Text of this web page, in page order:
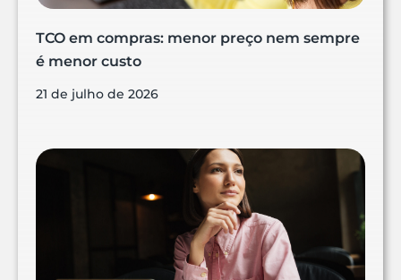
TCO em compras: menor preço nem sempre
é menor custo
21 de julho de 2026